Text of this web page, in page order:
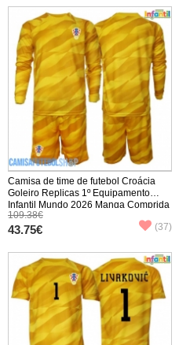
Camisa de time de futebol Croácia
Goleiro Replicas 1º Equipamento
Infantil Mundo 2026 Manga Comprida
(+ Calças curtas)
109.38€
43.75€ (37)